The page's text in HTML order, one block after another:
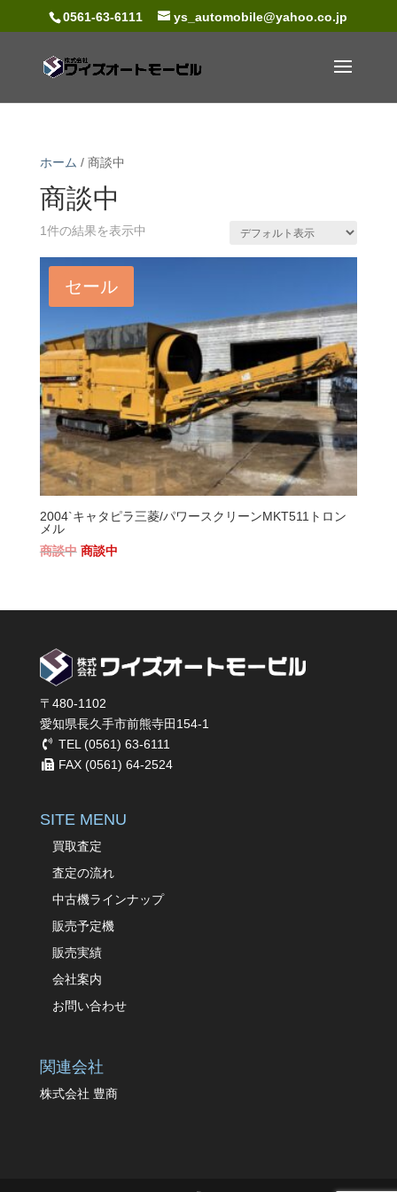
0561-63-6111 ys_automobile@yahoo.co.jp
ホーム / 商談中
商談中
1件の結果を表示中
セール
NEW
2004`キャタピラ三菱/パワースクリーンMKT511トロン
メル
元
格
で
現
価
¥6,900,000
〒480-1102
愛知県長久手市前熊寺田154-1
TEL (0561) 63-6111
FAX (0561) 64-2524
SITE MENU
買取査定
査定の流れ
中古機ラインナップ
販売予定機
販売実績
会社案内
お問い合わせ
関連会社
株式会社 豊商